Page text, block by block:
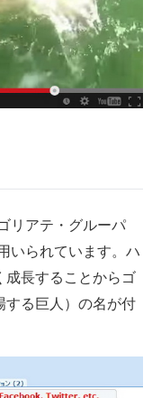
リアテ・グルーパ
いられています。ハ
成長することからゴ
する巨人）の名が付